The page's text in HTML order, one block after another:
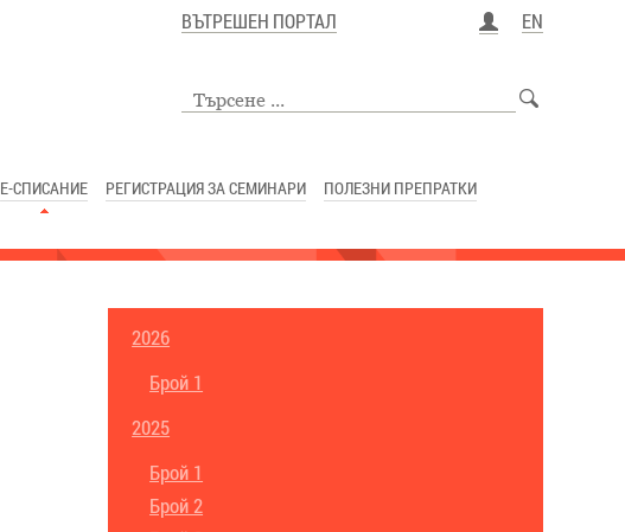
ВЪТРЕШЕН ПОРТАЛ EN
Е-СПИСАНИЕ РЕГИСТРАЦИЯ ЗА СЕМИНАРИ
ПОЛЕЗНИ ПРЕПРАТКИ
2026
Брой 1
2025
Брой 1
Брой 2